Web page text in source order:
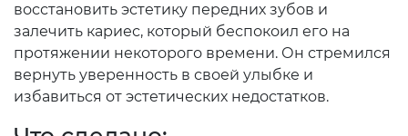
восстановить эстетику передних зубов и
залечить кариес, который беспокоил его на
протяжении некоторого времени. Он стремился
вернуть уверенность в своей улыбке и
избавиться от эстетических недостатков.